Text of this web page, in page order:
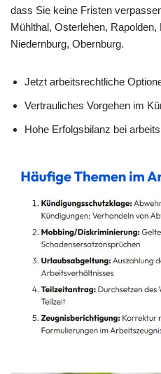
dass Sie keine Fristen
Mühlthal, Osterlehen,
Niedernburg, Obernburg.
Jetzt arbeitsrechtliche
Vertrauliches Vorgehen im
Hohe Erfolgsbilanz bei